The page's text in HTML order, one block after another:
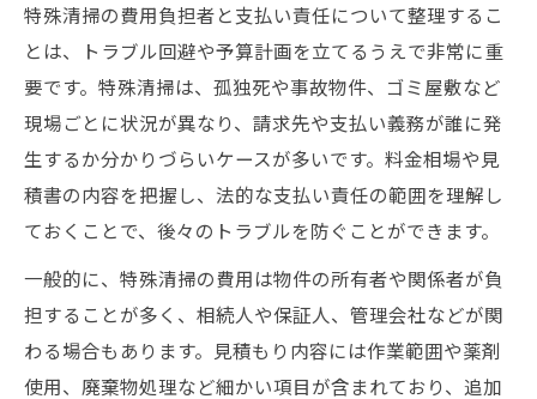
特殊清掃の費用負担者と支払い責任について整理するこ
とは、トラブル回避や予算計画を立てるうえで非常に重
要です。特殊清掃は、孤独死や事故物件、ゴミ屋敷など
現場ごとに状況が異なり、請求先や支払い義務が誰に発
生するか分かりづらいケースが多いです。料金相場や見
積書の内容を把握し、法的な支払い責任の範囲を理解し
ておくことで、後々のトラブルを防ぐことができます。
一般的に、特殊清掃の費用は物件の所有者や関係者が負
担することが多く、相続人や保証人、管理会社などが関
わる場合もあります。見積もり内容には作業範囲や薬剤
使用、廃棄物処理など細かい項目が含まれており、追加